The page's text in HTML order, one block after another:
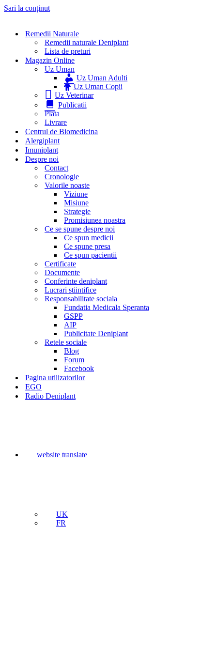
Sari la conținut
Remedii Naturale
Remedii naturale Deniplant
Lista de preturi
Magazin Online
Uz Uman
Uz Uman Adulti
Uz Uman Copii
Uz Veterinar
Publicatii
Plata
Livrare
Centrul de Biomedicina
Alergiplant
Imuniplant
Despre noi
Contact
Cronologie
Valorile noaste
Viziune
Misiune
Strategie
Promisiunea noastra
Ce se spune despre noi
Ce spun medicii
Ce spune presa
Ce spun pacientii
Certificate
Documente
Conferinte deniplant
Lucrari stiintifice
Responsabilitate sociala
Fundatia Medicala Speranta
GSPP
AIP
Publicitate Deniplant
Retele sociale
Blog
Forum
Facebook
Pagina utilizatorilor
EGO
Radio Deniplant
website translate
UK
FR